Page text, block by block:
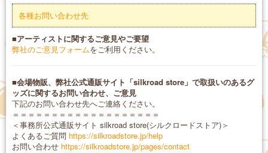
各種お問い合わせ先
■アーティストに関するご意見やご要望
弊社のご意見フォームをご利用ください。
■会場物販、弊社公式通販サイト「silkroad store」で取扱いのあるグ
ッズに関するお問い合わせ、ご意見
下記のお問い合わせ先へご連絡ください。
＝＝＝＝＝＝＝＝＝＝＝＝＝＝＝＝＝＝＝
＜事務所公式通販サイト silkroad store(シルクロードストア)＞
よくあるご質問 https://silkroadstore.jp/help
お問い合わせ https://silkroadstore.jp/pages/contact